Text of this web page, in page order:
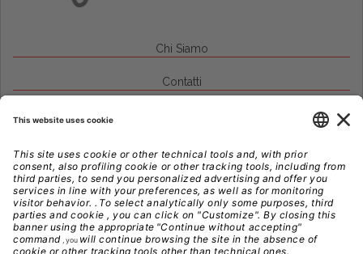
Chi Siamo
Contatti
Note Legali
Privacy
Gestione Cookie